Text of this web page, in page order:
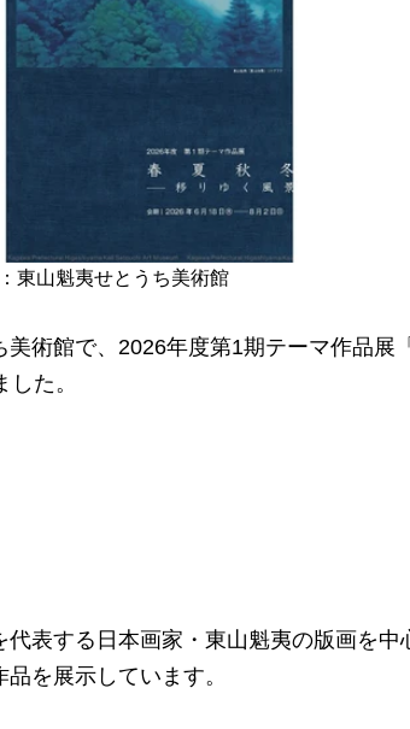
東山魁夷せとうち美術館
術館で、2026年度第1期テーマ作品展
た。
代表する日本画家・東山魁夷の版画を中
を展示しています。